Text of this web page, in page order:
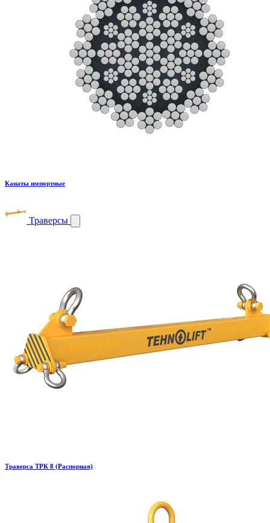
Канаты импортные
Траверсы
Траверса ТРК 8 (Распорная)